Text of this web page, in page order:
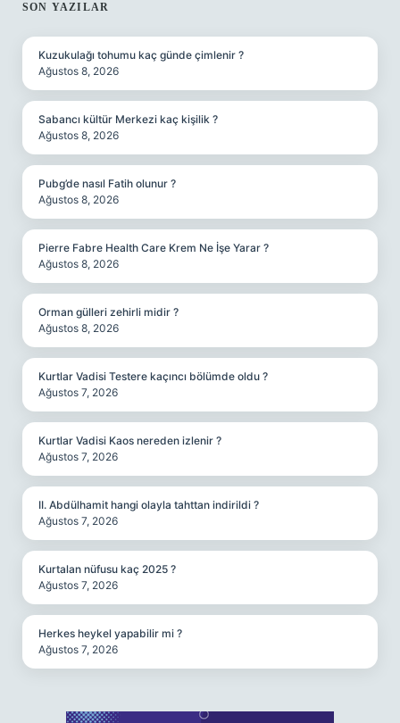
SIDEBAR
SON YAZILAR
Kuzukulağı tohumu kaç günde çimlenir ?
Ağustos 8, 2026
Sabancı kültür Merkezi kaç kişilik ?
Ağustos 8, 2026
Pubg’de nasıl Fatih olunur ?
Ağustos 8, 2026
Pierre Fabre Health Care Krem Ne İşe Yarar ?
Ağustos 8, 2026
Orman gülleri zehirli midir ?
Ağustos 8, 2026
Kurtlar Vadisi Testere kaçıncı bölümde oldu ?
Ağustos 7, 2026
Kurtlar Vadisi Kaos nereden izlenir ?
Ağustos 7, 2026
II. Abdülhamit hangi olayla tahttan indirildi ?
Ağustos 7, 2026
Kurtalan nüfusu kaç 2025 ?
Ağustos 7, 2026
Herkes heykel yapabilir mi ?
Ağustos 7, 2026